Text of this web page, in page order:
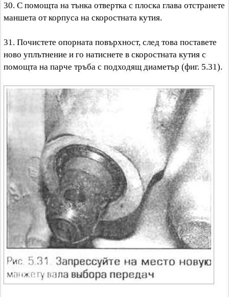
30. С помощта на тънка отвертка с плоска глава отстранете
маншета от корпуса на скоростната кутия.
31. Почистете опорната повърхност, след това поставете
ново уплътнение и го натиснете в скоростната кутия с
помощта на парче тръба с подходящ диаметър (фиг. 5.31).